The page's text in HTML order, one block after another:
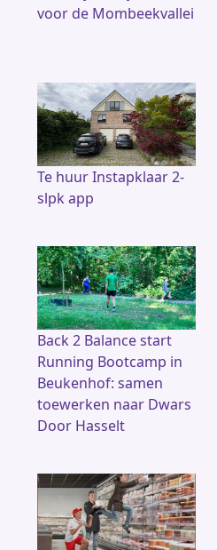
voor de Mombeekvallei
Te huur Instapklaar 2-
slpk app
Back 2 Balance start
Running Bootcamp in
Beukenhof: samen
toewerken naar Dwars
Door Hasselt